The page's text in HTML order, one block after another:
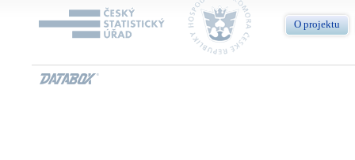
O projektu